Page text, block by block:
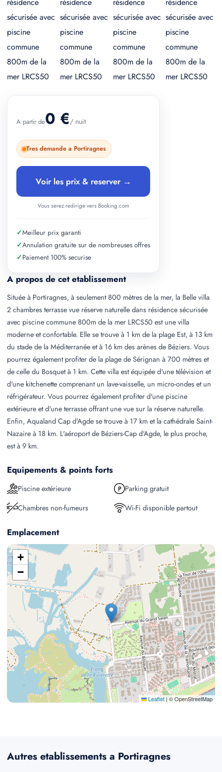
A propos de cet etablissement
Située à Portiragnes, à seulement 800 mètres de la mer, la Belle villa
2 chambres terrasse vue réserve naturelle dans résidence sécurisée
avec piscine commune 800m de la mer LRCS50 est une villa
moderne et confortable. Elle se trouve à 1 km de la plage Est, à 13 km
du stade de la Méditerranée et à 16 km des arènes de Béziers. Vous
pourrez également profiter de la plage de Sérignan à 700 mètres et
de celle du Bosquet à 1 km. Cette villa est équipée d'une télévision et
d'une kitchenette comprenant un lave-vaisselle, un micro-ondes et un
réfrigérateur. Vous pourrez également profiter d'une piscine
extérieure et d'une terrasse offrant une vue sur la réserve naturelle.
Enfin, Aqualand Cap d'Agde se trouve à 17 km et la cathédrale Saint-
Nazaire à 18 km. L'aéroport de Béziers-Cap d'Agde, le plus proche,
est à 9 km.
Equipements & points forts
Piscine extérieure
Parking gratuit
Chambres non-fumeurs
Wi-Fi disponible partout
Emplacement
+
−
Leaflet | © OpenStreetMap
A partir de0 €/ nuit
Tres demande a Portiragnes
Voir les prix & reserver →
Vous serez redirige vers Booking.com
✓Meilleur prix garanti
✓Annulation gratuite sur de nombreuses offres
✓Paiement 100% securise
Autres etablissements a Portiragnes